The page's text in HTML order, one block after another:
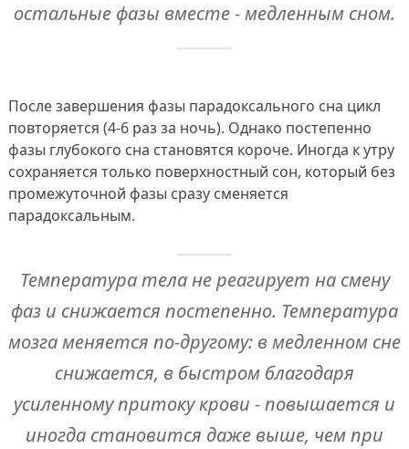
остальные фазы вместе - медленным сном.
После завершения фазы парадоксального сна цикл
повторяется (4-6 раз за ночь). Однако постепенно
фазы глубокого сна становятся короче. Иногда к утру
сохраняется только поверхностный сон, который без
промежуточной фазы сразу сменяется
парадоксальным.
Температура тела не реагирует на смену
фаз и снижается постепенно. Температура
мозга меняется по-другому: в медленном сне
снижается, в быстром благодаря
усиленному притоку крови - повышается и
иногда становится даже выше, чем при